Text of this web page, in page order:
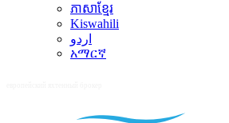
ភាសាខ្មែរ
Kiswahili
اردو
አማርኛ